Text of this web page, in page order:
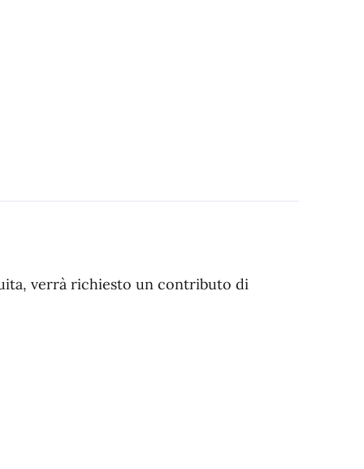
verrà richiesto un contributo di